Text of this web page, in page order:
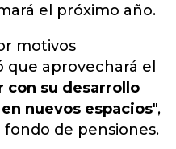
el próximo año.
motivos
que aprovechará el
con su desarrollo
nuevos espacios",
de pensiones.